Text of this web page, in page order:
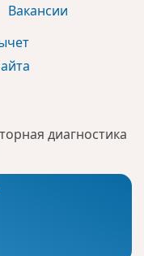
диагностика
Вакансии